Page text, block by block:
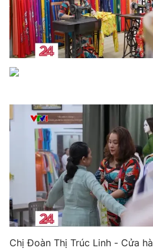
Sản phẩm
Thị trường
Tư vấn
Lịch phát sóng
Chuyên mục khác
Photo
Video
VTV Money VTV
VTV Sức khoẻ Bất
Chị Đoàn Thị Trúc Linh - Cửa